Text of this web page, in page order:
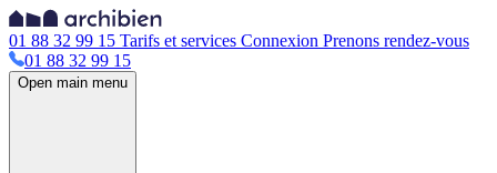
01 88 32 99 15 Tarifs et services Connexion Prenons rendez-vous
01 88 32 99 15
Open main menu